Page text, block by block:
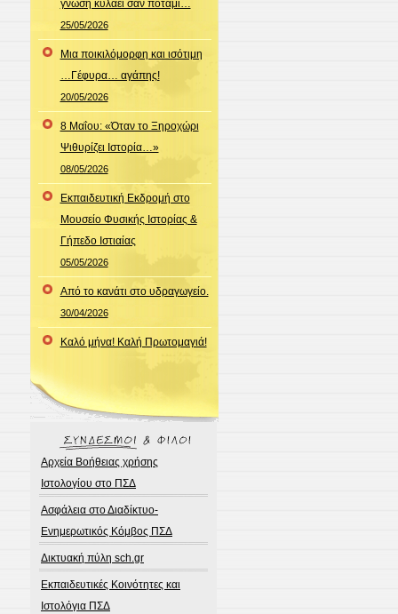
γνώση κυλάει σαν ποτάμι…
25/05/2026
Μια ποικιλόμορφη και ισότιμη
…Γέφυρα… αγάπης!
20/05/2026
8 Μαΐου: «Όταν το Ξηροχώρι
Ψιθυρίζει Ιστορία…»
08/05/2026
Εκπαιδευτική Εκδρομή στο
Μουσείο Φυσικής Ιστορίας &
Γήπεδο Ιστιαίας
05/05/2026
Από το κανάτι στο υδραγωγείο.
30/04/2026
Καλό μήνα! Καλή Πρωτομαγιά!
Αρχεία Βοήθειας χρήσης
Ιστολογίου στο ΠΣΔ
Ασφάλεια στο Διαδίκτυο-
Ενημερωτικός Κόμβος ΠΣΔ
Δικτυακή πύλη sch.gr
Εκπαιδευτικές Κοινότητες και
Ιστολόγια ΠΣΔ